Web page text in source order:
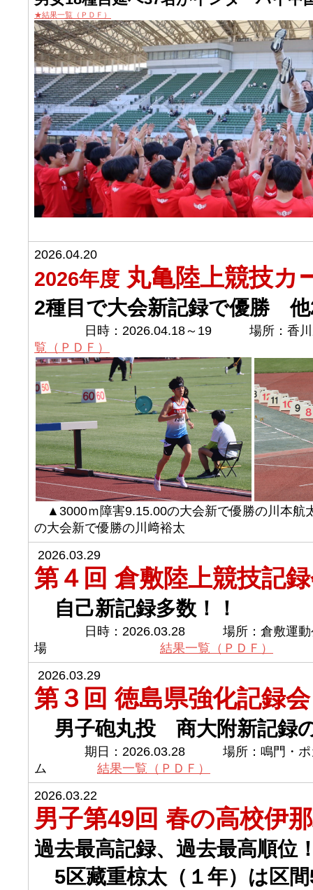
★結果一覧（ＰＤＦ）
2026.04.20
2026年度 丸亀陸上競技カ
2種目で大会新記録で優勝 他
日時：2026.04.18～19 場所：香
覧（ＰＤＦ）
▲3000ｍ障害9.15.00の大会新で優勝の
の大会新で優勝の川﨑裕太
2026.03.29
第４回 倉敷陸上競技記
自己新記録多数！！
日時：2026.03.28 場所：倉敷運動公
場 結果一覧（ＰＤＦ）
2026.03.29
第３回 徳島県強化記録会
男子砲丸投 商大附新記録
期日：2026.03.28 場所：鳴門・ポカ
ム 結果一覧（ＰＤＦ）
2026.03.22
男子第49回 春の高校伊
過去最高記録、過去最高順
5区藏重椋太（１年）は区